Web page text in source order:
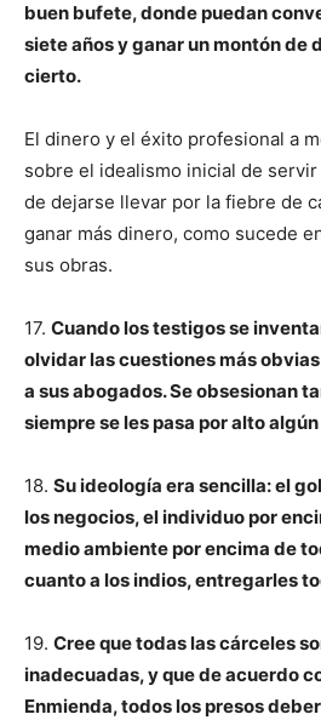
buen bufete, donde puedan
siete años y ganar un montón de
cierto.
El dinero y el éxito profesional a
sobre el idealismo inicial de
de dejarse llevar por la fiebre de
ganar más dinero, como sucede
sus obras.
17. Cuando los testigos se
olvidar las cuestiones más
a sus abogados. Se obsesionan
siempre se les pasa por alto
18. Su ideología era sencilla: el
los negocios, el individuo por
medio ambiente por encima de
cuanto a los indios, entregarles
19. Cree que todas las cárceles
inadecuadas, y que de acuerdo
Enmienda, todos los presos